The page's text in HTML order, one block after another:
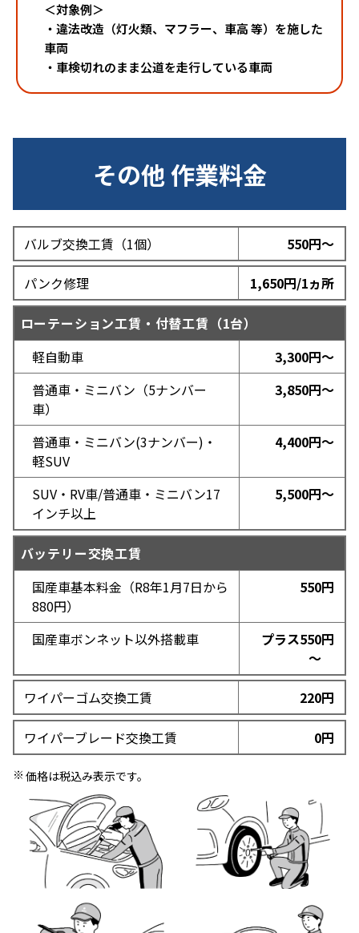
＜対象例＞
・違法改造（灯火類、マフラー、車高 等）を施した
車両
・車検切れのまま公道を走行している車両
その他 作業料金
バルブ交換工賃（1個） 550円～
パンク修理 1,650円/1ヵ所
ローテーション工賃・付替工賃（1台）
軽自動車
3,300円～
普通車・ミニバン（5ナンバー
車）
3,850円～
普通車・ミニバン(3ナンバー)・
軽SUV
4,400円～
SUV・RV車/普通車・ミニバン17
インチ以上
5,500円～
バッテリー交換工賃
国産車基本料金（R8年1月7日から
880円）
550円
国産車ボンネット以外搭載車
プラス550円
～
ワイパーゴム交換工賃 220円
ワイパーブレード交換工賃 0円
価格は税込み表示です。